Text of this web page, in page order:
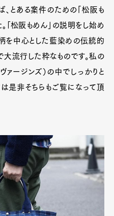
とある案件のための「松阪も
「松阪もめん」の説明をし始め
を中心とした藍染めの伝統的
流行した粋なものです。私の
ァージンズ）の中でしっかりと
是非そちらもご覧になって頂